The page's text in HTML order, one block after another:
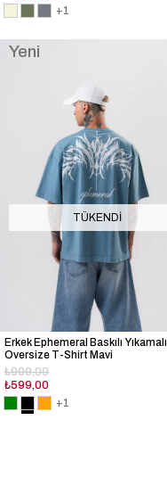
+1
TÜKENDI
Erkek Ephemeral Baskılı Yıkamalı
Oversize T-Shirt Mavi
₺599,00
₺999,00
+1
Yeni